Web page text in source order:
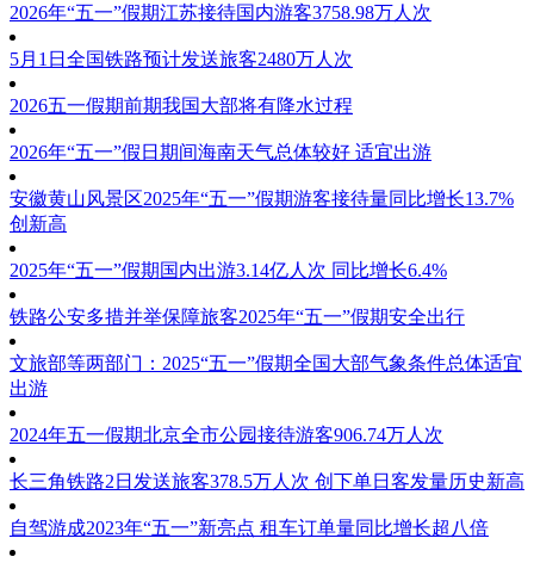
2026年“五一”假期江苏接待国内游客3758.98万人次
5月1日全国铁路预计发送旅客2480万人次
2026五一假期前期我国大部将有降水过程
2026年“五一”假日期间海南天气总体较好 适宜出游
安徽黄山风景区2025年“五一”假期游客接待量同比增长13.7%
创新高
2025年“五一”假期国内出游3.14亿人次 同比增长6.4%
铁路公安多措并举保障旅客2025年“五一”假期安全出行
文旅部等两部门：2025“五一”假期全国大部气象条件总体适宜
出游
2024年五一假期北京全市公园接待游客906.74万人次
长三角铁路2日发送旅客378.5万人次 创下单日客发量历史新高
自驾游成2023年“五一”新亮点 租车订单量同比增长超八倍